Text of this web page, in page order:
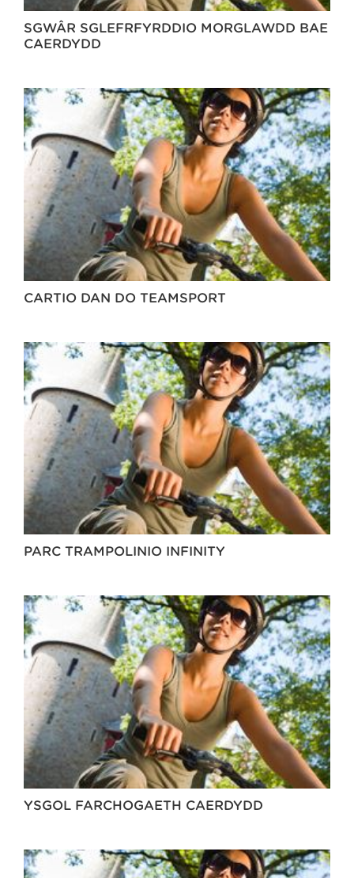
SGWÂR SGLEFRFYRDDIO MORGLAWDD BAE
CAERDYDD
CARTIO DAN DO TEAMSPORT
PARC TRAMPOLINIO INFINITY
YSGOL FARCHOGAETH CAERDYDD